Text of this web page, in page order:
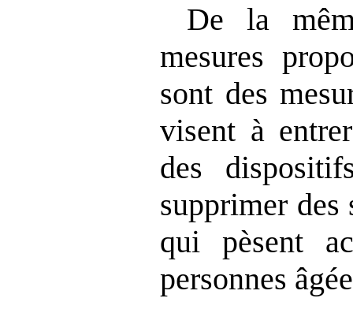
De la
mesures
sont des
visent à
des
supprimer des
qui pèsent
personnes